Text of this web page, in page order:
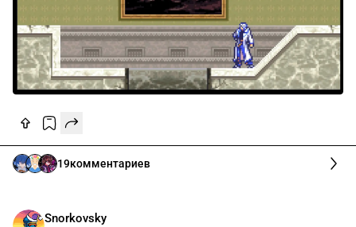
19комментариев
Snorkovsky